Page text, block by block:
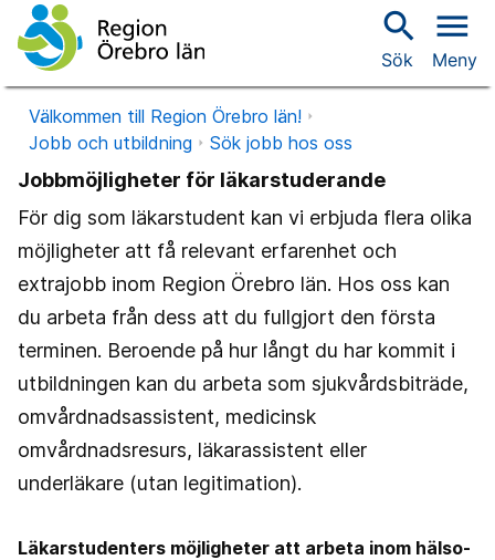
search
Sök
menu
Meny
Välkommen till Region Örebro län!
Jobb och utbildning
Sök jobb hos oss
Jobbmöjligheter för läkarstuderande
För dig som läkarstudent kan vi erbjuda flera olika
möjligheter att få relevant erfarenhet och
extrajobb inom Region Örebro län. Hos oss kan
du arbeta från dess att du fullgjort den första
terminen. Beroende på hur långt du har kommit i
utbildningen kan du arbeta som sjukvårdsbiträde,
omvårdnadsassistent, medicinsk
omvårdnadsresurs, läkarassistent eller
underläkare (utan legitimation).
Läkarstudenters möjligheter att arbeta inom hälso-